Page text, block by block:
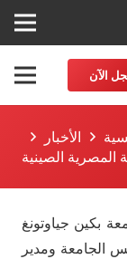
الآن
الأخبار
المصرية الصينية
2023 وفد من جامعة بكين جياوتونغ
الجامعة ومدير